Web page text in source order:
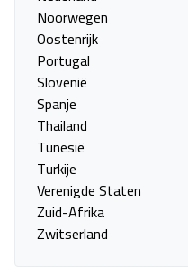
Noorwegen
Oostenrijk
Portugal
Slovenië
Spanje
Thailand
Tunesië
Turkije
Verenigde Staten
Zuid-Afrika
Zwitserland
Thirtynine
Thessaloniki, Thessaloniki
21 nov. - 27 nov.